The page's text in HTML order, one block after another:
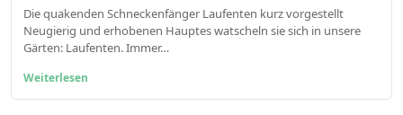
Die quakenden Schneckenfänger Laufenten kurz vorgestellt
Neugierig und erhobenen Hauptes watscheln sie sich in unsere
Gärten: Laufenten. Immer…
Weiterlesen